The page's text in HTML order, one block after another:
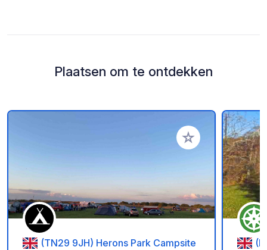
Plaatsen om te ontdekken
Voeg toe aan je
(TN29 9JH) Herons Park Campsite